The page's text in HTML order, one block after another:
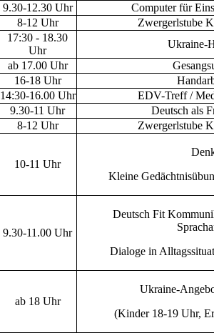
9.30-12.30 Uhr
Computer für
8-12 Uhr
Zwergerlstube
17:30 - 18.30
Uhr
Ukraine-
ab 17.00 Uhr
16-18 Uhr
14:30-16.00 Uhr
EDV-Treff /
9.30-11 Uhr
Deutsch als
8-12 Uhr Zwergerlstube
10-11 Uhr
Kleine
9.30-11.00 Uhr
Deutsch Fit
Dialoge in
ab 18 Uhr
Ukraine-
(Kinder 18-19 Uhr,